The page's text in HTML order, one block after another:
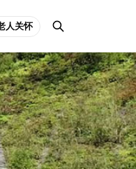
人关怀